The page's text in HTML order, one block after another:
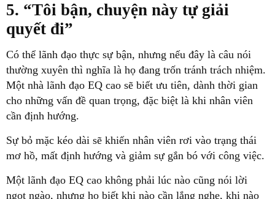
5. “Tôi bận, chuyện này tự giải
quyết đi”
Có thể lãnh đạo thực sự bận, nhưng nếu đây là câu nói
thường xuyên thì nghĩa là họ đang trốn tránh trách nhiệm.
Một nhà lãnh đạo EQ cao sẽ biết ưu tiên, dành thời gian
cho những vấn đề quan trọng, đặc biệt là khi nhân viên
cần định hướng.
Sự bỏ mặc kéo dài sẽ khiến nhân viên rơi vào trạng thái
mơ hồ, mất định hướng và giảm sự gắn bó với công việc.
Một lãnh đạo EQ cao không phải lúc nào cũng nói lời
ngọt ngào, nhưng họ biết khi nào cần lắng nghe, khi nào